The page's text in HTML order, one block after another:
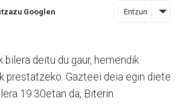
Googlen Entzun
bilera deitu du gaur, hemendik
prestatzeko. Gazteei deia egin diete
19:30etan da, Biterin.